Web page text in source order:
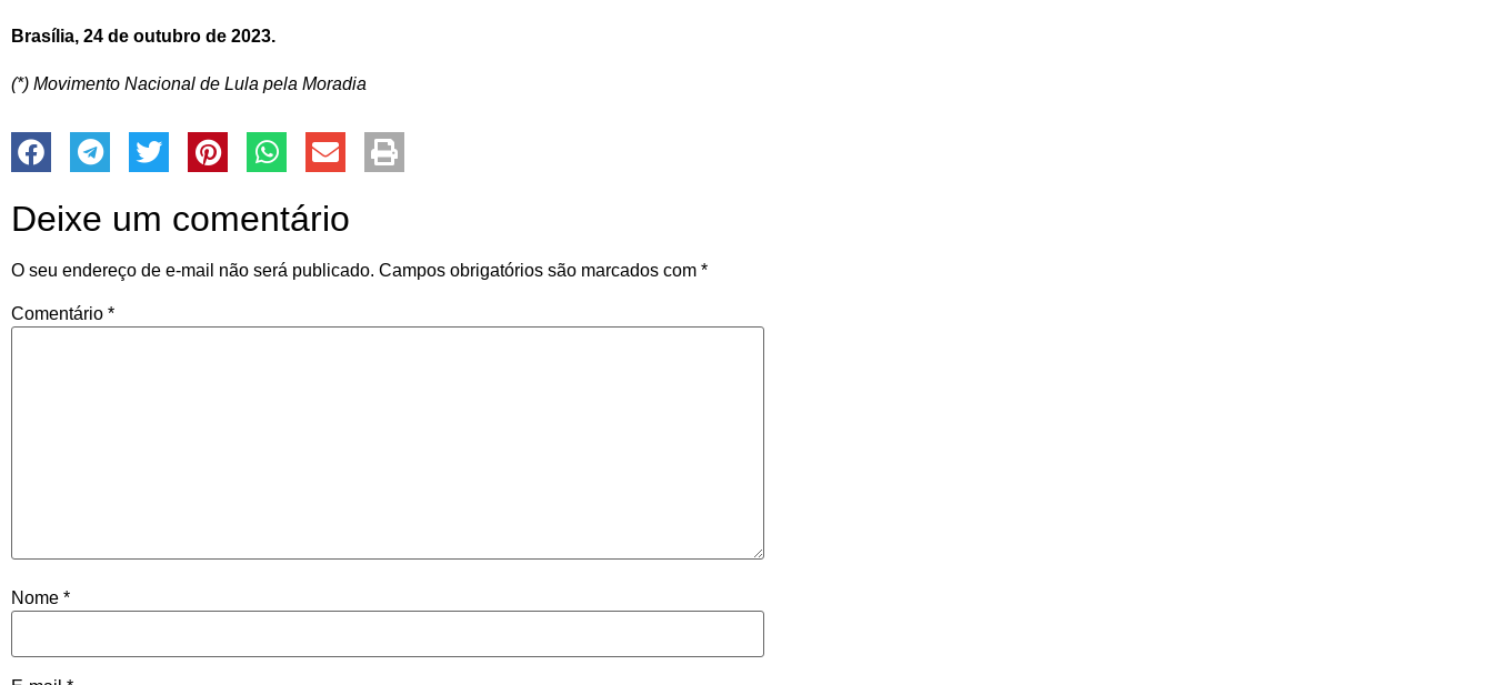
Brasília, 24 de outubro de 2023.
(*) Movimento Nacional de Lula pela Moradia
Deixe um comentário
O seu endereço de e-mail não será publicado. Campos obrigatórios são marcados com *
Comentário *
Nome *